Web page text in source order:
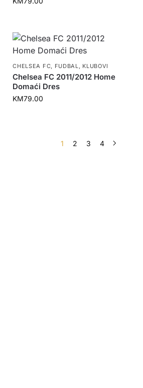
CHELSEA FC, FUDBAL, KLUBOVI
Chelsea FC 2011/2012 Home
Domaći Dres
KM79.00
1 2 3 4